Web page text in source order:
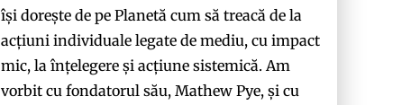
își dorește de pe Planetă cum să treacă de la
acțiuni individuale legate de mediu, cu impact
mic, la înțelegere și acțiune sistemică. Am
vorbit cu fondatorul său, Mathew Pye, și cu